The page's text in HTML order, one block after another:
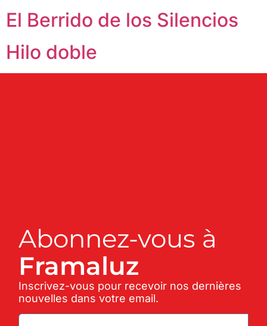
El Berrido de los Silencios
Hilo doble
Abonnez-vous à
Framaluz
Inscrivez-vous pour recevoir nos dernières
nouvelles dans votre email.